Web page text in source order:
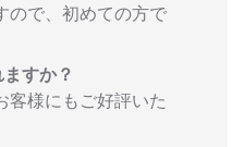
ので、初めての方で
すか？
客様にもご好評いた